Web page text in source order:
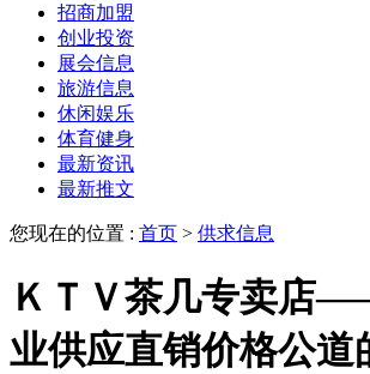
招商加盟
创业投资
展会信息
旅游信息
休闲娱乐
体育健身
最新资讯
最新推文
您现在的位置 : 首页 > 供求信息
ＫＴＶ茶几专卖店
业供应直销价格公道